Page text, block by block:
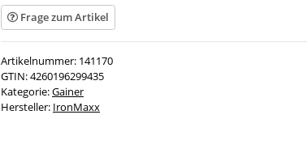
Frage zum Artikel
Artikelnummer: 141170
GTIN:4260196299435
Kategorie:Gainer
Hersteller: IronMaxx